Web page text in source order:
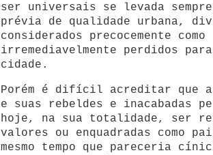
ser universais se levada
prévia de qualidade urbana,
considerados precocemente
irremediavelmente perdidos
cidade.
Porém é difícil acreditar que
e suas rebeldes e inacabadas
hoje, na sua totalidade, ser
valores ou enquadradas como
mesmo tempo que pareceria